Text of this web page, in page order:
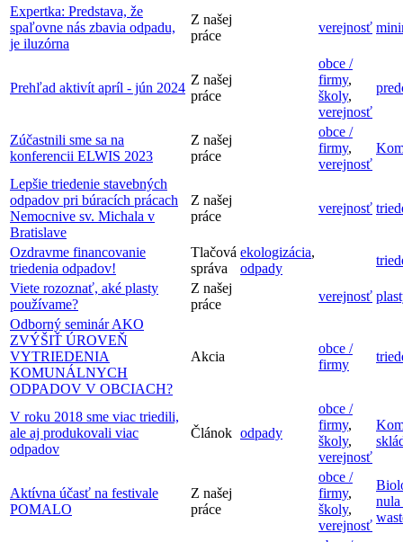
Expertka: Predstava, že
spaľovne nás zbavia odpadu,
je iluzórna
Z našej
práce
verejnosť
Prehľad aktivít apríl - jún 2024
Z našej
práce
obce /
firmy,
školy,
verejnosť
Zúčastnili sme sa na
konferencii ELWIS 2023
Z našej
práce
obce /
firmy,
verejnosť
Lepšie triedenie stavebných
odpadov pri búracích prácach
Nemocnive sv. Michala v
Bratislave
Z našej
práce
verejnosť
Ozdravme financovanie
triedenia odpadov!
Tlačová
správa
ekologizácia,
odpady
Viete rozoznať, aké plasty
používame?
Z našej
práce
verejnosť
Odborný seminár AKO
ZVÝŠIŤ ÚROVEŇ
VYTRIEDENIA
KOMUNÁLNYCH
ODPADOV V OBCIACH?
Akcia
obce /
firmy
V roku 2018 sme viac triedili,
ale aj produkovali viac
odpadov
Článok odpady
obce /
firmy,
školy,
verejnosť
Aktívna účasť na festivale
POMALO
Z našej
práce
obce /
firmy,
školy,
verejnosť
nula